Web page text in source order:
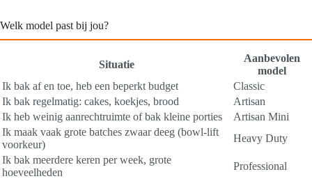
Welk model past bij jou?
Situatie
Aanbevolen
model
Ik bak af en toe, heb een beperkt budget
Classic
Ik bak regelmatig: cakes, koekjes, brood
Artisan
Ik heb weinig aanrechtruimte of bak kleine porties
Artisan Mini
Ik maak vaak grote batches zwaar deeg (bowl-lift
voorkeur)
Heavy Duty
Ik bak meerdere keren per week, grote
hoeveelheden
Professional